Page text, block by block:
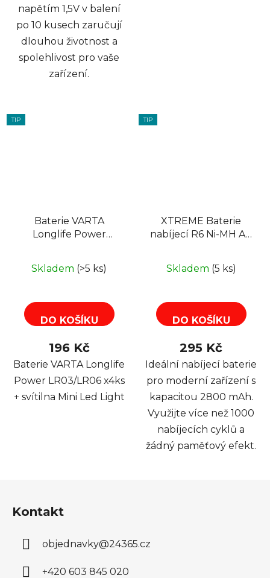
napětím 1,5V v balení
po 10 kusech zaručují
dlouhou životnost a
spolehlivost pro vaše
zařízení.
TIP
Baterie VARTA
Longlife Power
Skladem (>5 ks)
DO KOŠÍKU
196 Kč
Baterie VARTA Longlife
Power LR03/LR06 x4ks
+ svítilna Mini Led Light
TIP
XTREME Baterie
nabíjecí R6 Ni-MH AA
Skladem (5 ks)
DO KOŠÍKU
295 Kč
Ideální nabíjecí baterie
pro moderní zařízení s
kapacitou 2800 mAh.
Využijte více než 1000
nabíjecích cyklů a
žádný paměťový efekt.
Kontakt
objednavky@24365.cz
+420 603 845 020